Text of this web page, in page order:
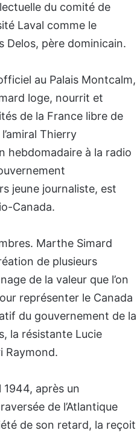
du comité de
Laval comme le
Delos, père dominicain.
au Palais Montcalm,
loge, nourrit et
de la France libre de
Thierry
hebdomadaire à la radio
jeune journaliste, est
Canada.
Marthe Simard
de plusieurs
de la valeur que l’on
représenter le Canada
du gouvernement de la
la résistante Lucie
Raymond.
après un
de l’Atlantique
de son retard, la reçoit